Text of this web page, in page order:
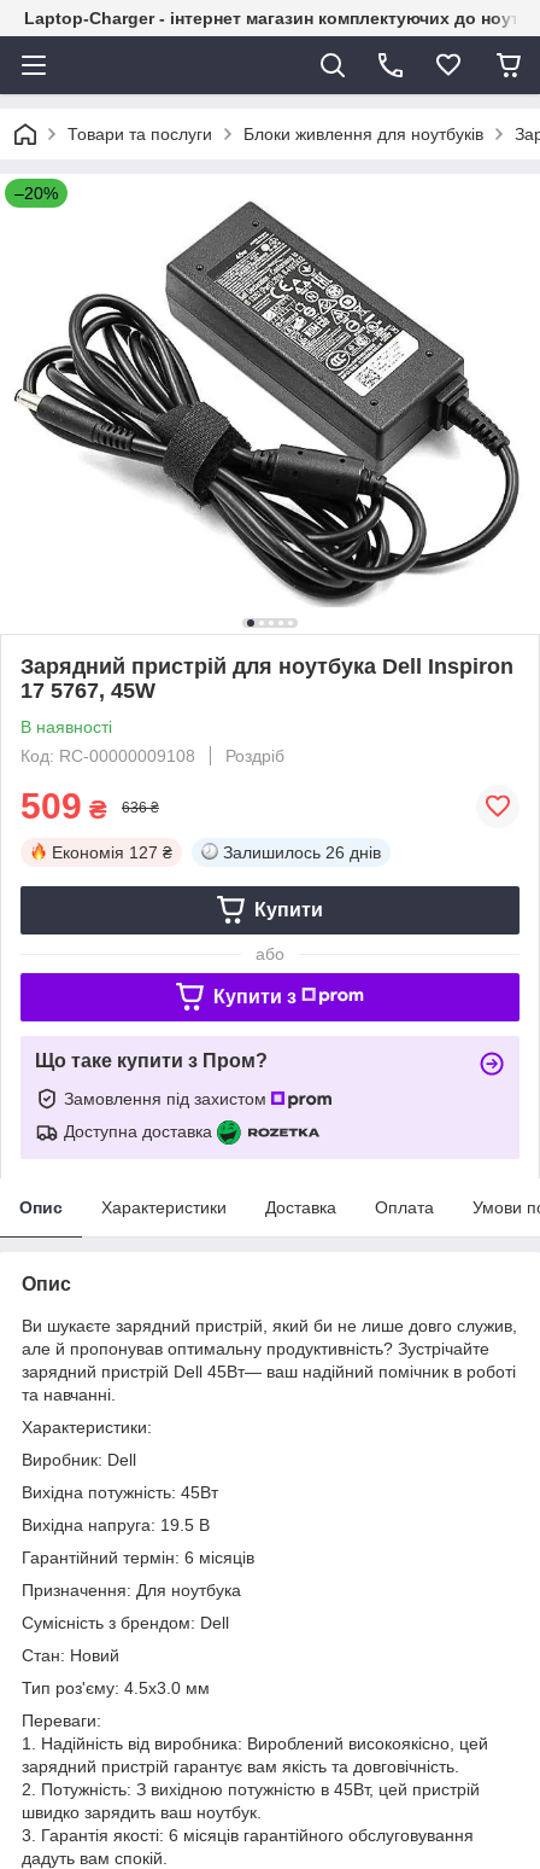
Laptop-Charger - інтернет магазин комплектуючих до
Товари та послуги Блоки живлення для ноутбуків
–20%
Зарядний пристрій для ноутбука Dell Inspiron
17 5767, 45W
В наявності
Код: RC-00000009108
Роздріб
509 ₴ 636 ₴
Економія 127 ₴ Залишилось 26 днів
Купити
або
Купити з
Що таке купити з Пром?
Замовлення під захистом
Доступна доставка
Опис Характеристики Доставка Оплата Умови
Опис
Ви шукаєте зарядний пристрій, який би не лише довго служив,
але й пропонував оптимальну продуктивність? Зустрічайте
зарядний пристрій Dell 45Вт— ваш надійний помічник в роботі
та навчанні.
Характеристики:
Виробник: Dell
Вихідна потужність: 45Вт
Вихідна напруга: 19.5 В
Гарантійний термін: 6 місяців
Призначення: Для ноутбука
Сумісність з брендом: Dell
Стан: Новий
Тип роз'єму: 4.5x3.0 мм
Переваги:
1. Надійність від виробника: Вироблений високоякісно, цей
зарядний пристрій гарантує вам якість та довговічність.
2. Потужність: З вихідною потужністю в 45Вт, цей пристрій
швидко зарядить ваш ноутбук.
3. Гарантія якості: 6 місяців гарантійного обслуговування
дадуть вам спокій.